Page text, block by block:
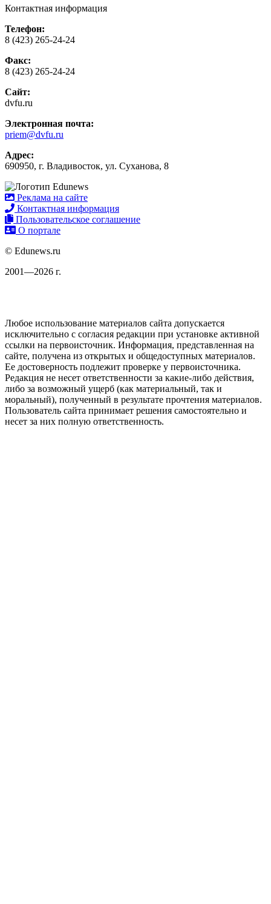
Контактная информация
Телефон:
8 (423) 265-24-24
Факс:
8 (423) 265-24-24
Сайт:
dvfu.ru
Электронная почта:
priem@dvfu.ru
Адрес:
690950, г. Владивосток, ул. Суханова, 8
Реклама на сайте
Контактная информация
Пользовательское соглашение
О портале
© Edunews.ru
2001—2026 г.
Любое использование материалов сайта допускается
исключительно с согласия редакции при установке активной
ссылки на первоисточник. Информация, представленная на
сайте, получена из открытых и общедоступных материалов.
Ее достоверность подлежит проверке у первоисточника.
Редакция не несет ответственности за какие-либо действия,
либо за возможный ущерб (как материальный, так и
моральный), полученный в результате прочтения материалов.
Пользователь сайта принимает решения самостоятельно и
несет за них полную ответственность.